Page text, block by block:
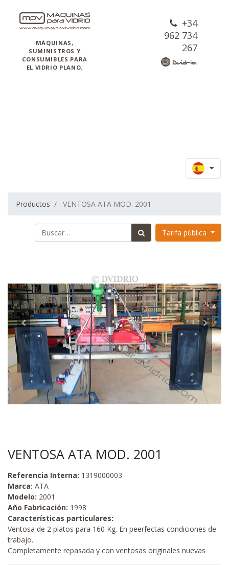
MÁQUINAS,
SUMINISTROS Y
CONSUMIBLES PARA
EL VIDRIO PLANO.
+34
962 734
267
Productos VENTOSA ATA MOD. 2001
Tarifa pública
VENTOSA ATA MOD. 2001
Referencia Interna: 1319000003
Marca: ATA
Modelo: 2001
Año Fabricación: 1998
Características particulares:
Ventosa de 2 platos para 160 Kg. En peerfectas condiciones de
trabajo.
Completamente repasada y con ventosas originales nuevas